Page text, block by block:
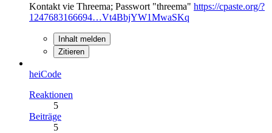
Kontakt vie Threema; Passwort "threema" https://cpaste.org/?
1247683166694…Vt4BbjYW1MwaSKq
Inhalt melden
Zitieren
heiCode
Reaktionen
5
Beiträge
5